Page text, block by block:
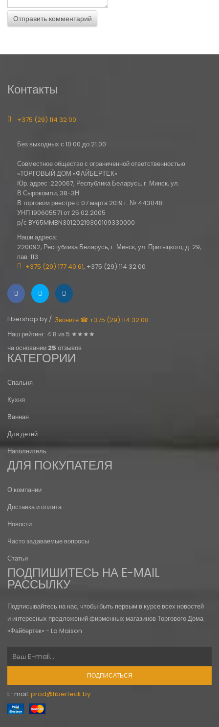
Контакты
+375 (29) 114 32 00
Без выходных с 10.00 до 21.00
Совместное общество с ограниченной ответственностью
«ТОРГОВЫЙ ДОМ «ФАЙБЕРТЕК»
Юр. адрес: 220067, Республика Беларусь, г. Минск, ул.
В.Сырокомли, 38-3Н
В торговом реестре с 07 марта 2019 г. № 443048
УНП 190605571 от 25.02.2005
р/с BY65MMBN30120219300109330000
Наши адреса:
220092, Республика Беларусь, г. Минск, ул. Притыцкого, д. 29,
пав. 113
+375 (29) 177 40 61, +375 (29) 114 32 00
fibershop.by / Звоните ☎ +375 (29) 114 32 00
Наш рейтинг: 4.8 из 5 ★★★★
на основании 25 отзывов
КАТЕГОРИИ
Спальня
Кухня
Ванная
Для детей
Наполнитель
ДЛЯ ПОКУПАТЕЛЯ
О компании
Доставка и оплата
Новости
Часто задаваемые вопросы
Статьи
ПОДПИШИТЕСЬ НА E-MAIL
РАССЫЛКУ
Подписывайтесь на нас, чтобы быть первым в курсе всех новостей
и интересных предложений фирменных магазинов Торгового Дома
«Файбертек» - La Maison
ПОДПИСАТЬСЯ
E-mail: prod@fiberteck.by